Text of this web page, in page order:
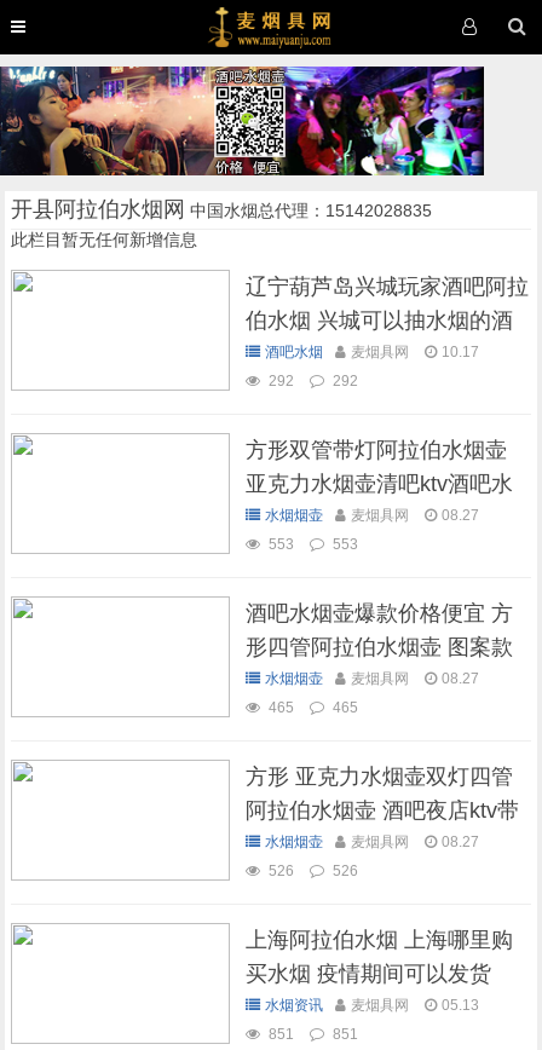
开县阿拉伯水烟网 中国水烟总代理：15142028835
此栏目暂无任何新增信息
辽宁葫芦岛兴城玩家酒吧阿拉
伯水烟 兴城可以抽水烟的酒
吧酒吧水烟 麦烟具网
10.17
292
292
方形双管带灯阿拉伯水烟壶
亚克力水烟壶清吧ktv酒吧水
烟壶水烟烟壶 麦烟具网
08.27
553
553
酒吧水烟壶爆款价格便宜 方
形四管阿拉伯水烟壶 图案款
水烟烟壶 麦烟具网
08.27
465
465
方形 亚克力水烟壶双灯四管
阿拉伯水烟壶 酒吧夜店ktv带
灯水烟壶
水烟烟壶 麦烟具网
08.27
526
526
上海阿拉伯水烟 上海哪里购
买水烟 疫情期间可以发货
吗？水烟资讯 麦烟具网
05.13
851
851